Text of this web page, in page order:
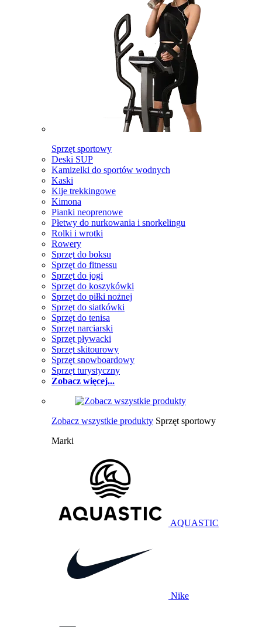
Sprzęt sportowy
Deski SUP
Kamizelki do sportów wodnych
Kaski
Kije trekkingowe
Kimona
Pianki neoprenowe
Płetwy do nurkowania i snorkelingu
Rolki i wrotki
Rowery
Sprzęt do boksu
Sprzęt do fitnessu
Sprzęt do jogi
Sprzęt do koszykówki
Sprzęt do piłki nożnej
Sprzęt do siatkówki
Sprzęt do tenisa
Sprzęt narciarski
Sprzęt pływacki
Sprzęt skitourowy
Sprzęt snowboardowy
Sprzęt turystyczny
Zobacz więcej...
Zobacz wszystkie produkty Sprzęt sportowy
Marki
AQUASTIC
Nike